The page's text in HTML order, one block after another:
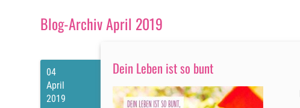
Blog-Archiv April 2019
04
April
2019
Dein Leben ist so bunt